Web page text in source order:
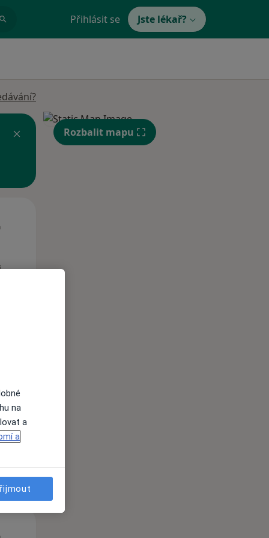
Přihlásit se Jste lékař?
Rozbalit mapu
na
a
a